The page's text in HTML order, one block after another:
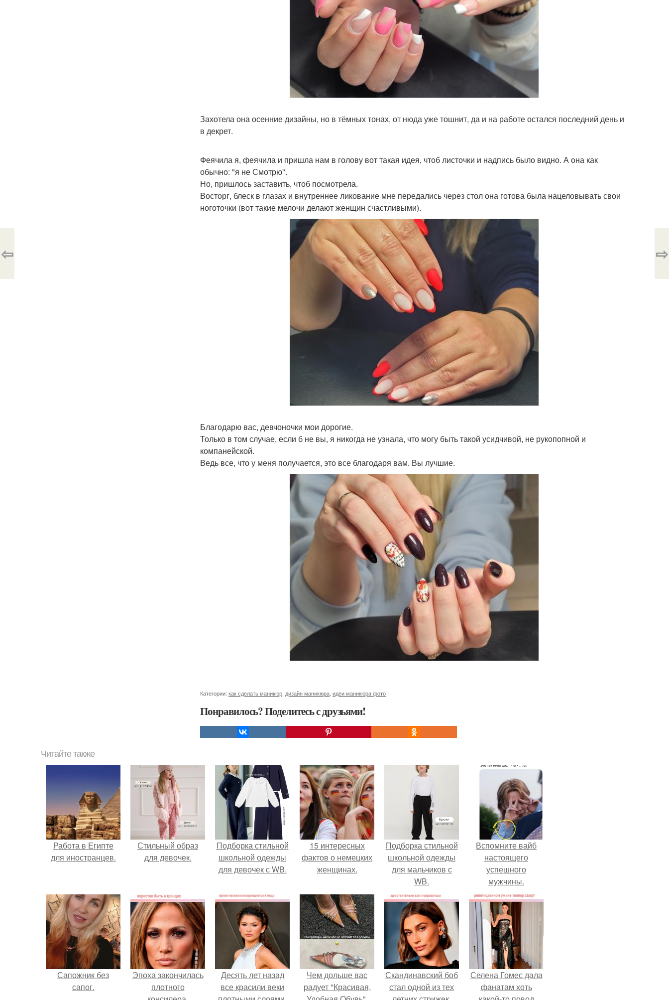
Захотела она осенние дизайны, но в тёмных тонах, от нюда уже тошнит, да и на работе остался последний день и
в декрет.
Феячила я, феячила и пришла нам в голову вот такая идея, чтоб листочки и надпись было видно. А она как
обычно: "я не Смотрю".
Но, пришлось заставить, чтоб посмотрела.
Восторг, блеск в глазах и внутреннее ликование мне передались через стол она готова была нацеловывать свои
ноготочки (вот такие мелочи делают женщин счастливыми).
Благодарю вас, девчоночки мои дорогие.
Только в том случае, если б не вы, я никогда не узнала, что могу быть такой усидчивой, не рукопопной и
компанейской.
Ведь все, что у меня получается, это все благодаря вам. Вы лучшие.
Категории: как сделать маникюр дизайн маникюра идеи маникюра фото
Понравилось? Поделитесь с друзьями!
⇦ ⇨
Читайте также
Работа в Египте
для иностранцев.
Стильный образ
для девочек.
Подборка стильной
школьной одежды
для девочек с WB.
15 интересных
фактов о немецких
женщинах.
Подборка стильной
школьной одежды
для мальчиков с
WB.
Вспомните вайб
настоящего
успешного
мужчины.
Сапожник без
сапог.
Эпоха закончилась
плотного
Десять лет назад
все красили веки
Чем дольше вас
радует "Красивая,
Скандинавский боб
стал одной из тех
Селена Гомес дала
фанатам хоть